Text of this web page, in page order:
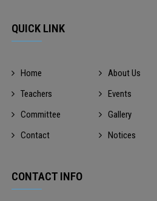
QUICK LINK
Home
About Us
Teachers
Events
Committee
Gallery
Contact
Notices
CONTACT INFO